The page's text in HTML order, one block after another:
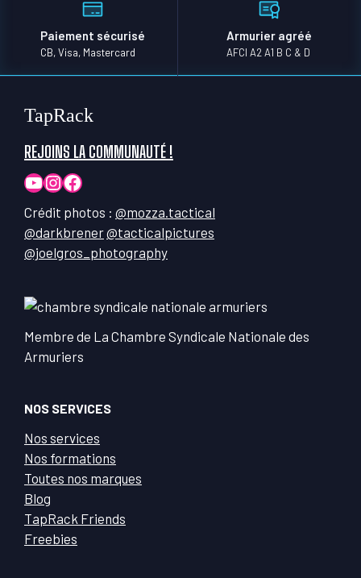
Paiement sécurisé
CB, Visa, Mastercard
Armurier agréé
AFCI A2 A1 B C & D
TapRack
REJOINS LA COMMUNAUTÉ !
YouTube
Instagram
Facebook
Crédit photos : @mozza.tactical
@darkbrener@tacticalpictures
@joelgros_photography
Membre de La Chambre Syndicale Nationale des
Armuriers
NOS SERVICES
Nos services
Nos formations
Toutes nos marques
Blog
TapRack Friends
Freebies